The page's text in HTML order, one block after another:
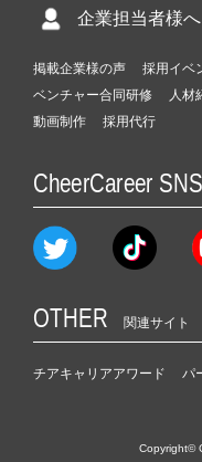
企業担当者様へ
掲載企業様の声 採用イベ
ベンチャー合同研修
人材
動画制作
採用代行
CheerCareer SNS
OTHER 関連サイト
チアキャリアアワード パ
Copyright©